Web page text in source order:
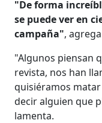
"De forma
se puede ver en
campaña",
"Algunos piensan
revista, nos han
quisiéramos
decir alguien que
lamenta.